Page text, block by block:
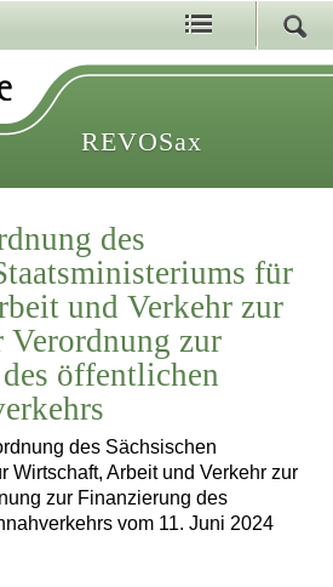
REVOSax
des
für
und Verkehr zur
Verordnung zur
öffentlichen
des Sächsischen
Wirtschaft, Arbeit und Verkehr zur
zur Finanzierung des
vom 11. Juni 2024